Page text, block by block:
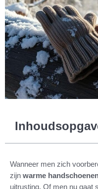
Wanneer men zich
zijn warme
uitrusting. Of men nu gaat